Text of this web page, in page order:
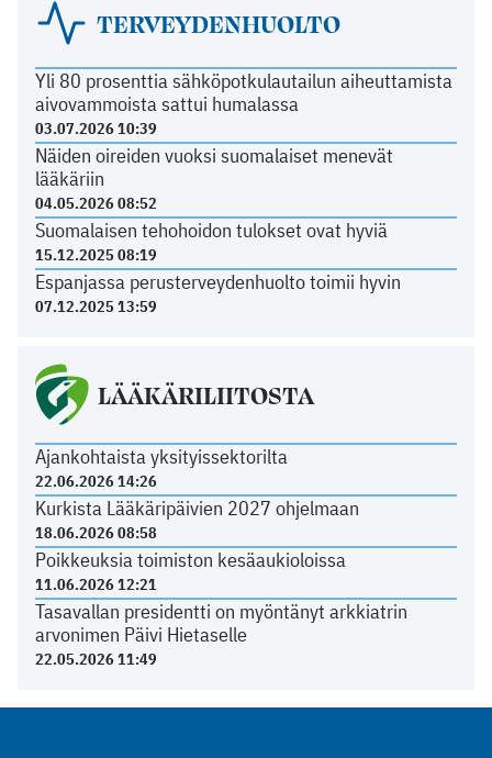
TERVEYDENHUOLTO
Yli 80 prosenttia sähköpotkulautailun aiheuttamista
aivovammoista sattui humalassa
03.07.2026 10:39
Näiden oireiden vuoksi suomalaiset menevät
lääkäriin
04.05.2026 08:52
Suomalaisen tehohoidon tulokset ovat hyviä
15.12.2025 08:19
Espanjassa perusterveydenhuolto toimii hyvin
07.12.2025 13:59
LÄÄKÄRILIITOSTA
Ajankohtaista yksityissektorilta
22.06.2026 14:26
Kurkista Lääkäripäivien 2027 ohjelmaan
18.06.2026 08:58
Poikkeuksia toimiston kesäaukioloissa
11.06.2026 12:21
Tasavallan presidentti on myöntänyt arkkiatrin
arvonimen Päivi Hietaselle
22.05.2026 11:49